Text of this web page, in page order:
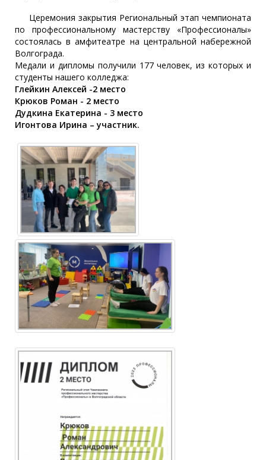
Церемония закрытия Региональный этап чемпионата
по профессиональному мастерству «Профессионалы»
состоялась в амфитеатре на центральной набережной
Волгограда.
Медали и дипломы получили 177 человек, из которых и
студенты нашего колледжа:
Глейкин Алексей -2 место
Крюков Роман - 2 место
Дудкина Екатерина - 3 место
Игонтова Ирина – участник.